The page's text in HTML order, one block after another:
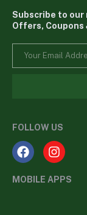
Subscribe to
Offers, Coupons
FOLLOW US
MOBILE APPS